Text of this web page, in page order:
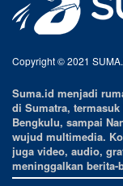
Copyright © 2021
Suma.id menjadi
di Sumatra,
Bengkulu, sampai
wujud multimedia.
juga video, audio,
meninggalkan